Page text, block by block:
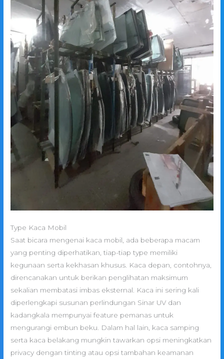
Type Kaca Mobil
Saat bicara mengenai kaca mobil, ada beberapa macam
yang penting diperhatikan, tiap-tiap type memiliki
kegunaan serta kekhasan khusus. Kaca depan, contohnya,
direncanakan untuk berikan penglihatan maksimum
sekalian membatasi imbas eksternal. Kaca ini sering kali
diperlengkapi susunan perlindungan Sinar UV dan
kadangkala mempunyai feature pemanas untuk
mengurangi embun beku. Dalam hal lain, kaca samping
serta kaca belakang mungkin tawarkan opsi meningkatkan
privacy dengan tinting atau opsi tambahan keamanan